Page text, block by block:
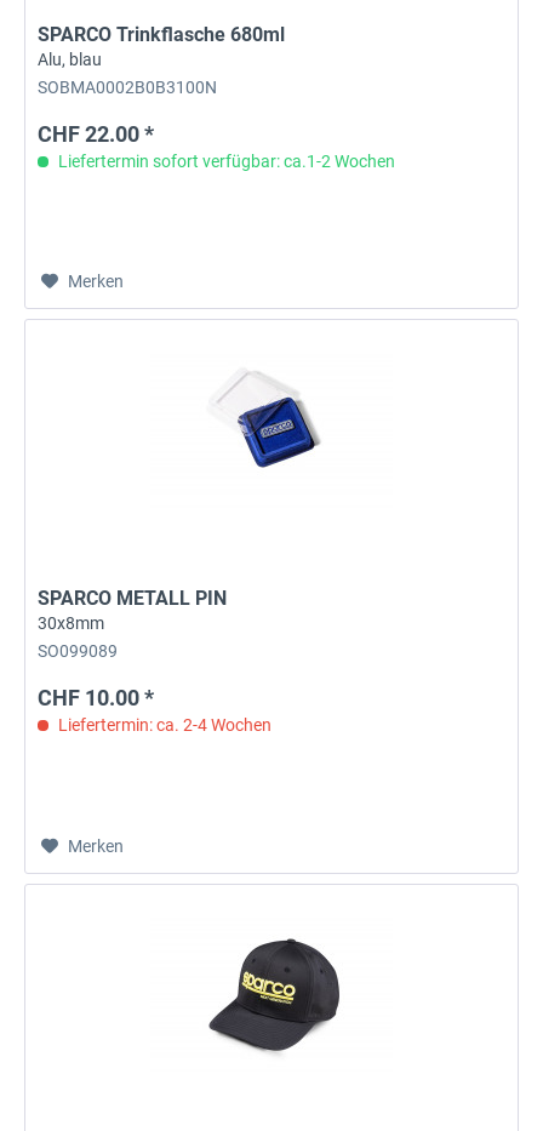
SPARCO Trinkflasche 680ml
Alu, blau
SOBMA0002B0B3100N
CHF 22.00 *
Liefertermin sofort verfügbar: ca.1-2 Wochen
Merken
SPARCO METALL PIN
30x8mm
SO099089
CHF 10.00 *
Liefertermin: ca. 2-4 Wochen
Merken